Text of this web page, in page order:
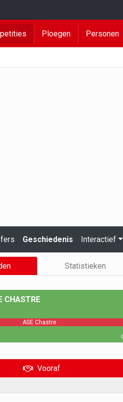
Ploegen Personen
Geschiedenis Interactief
Statistieken
CHASTRE
ASE Chastre
Vooraf